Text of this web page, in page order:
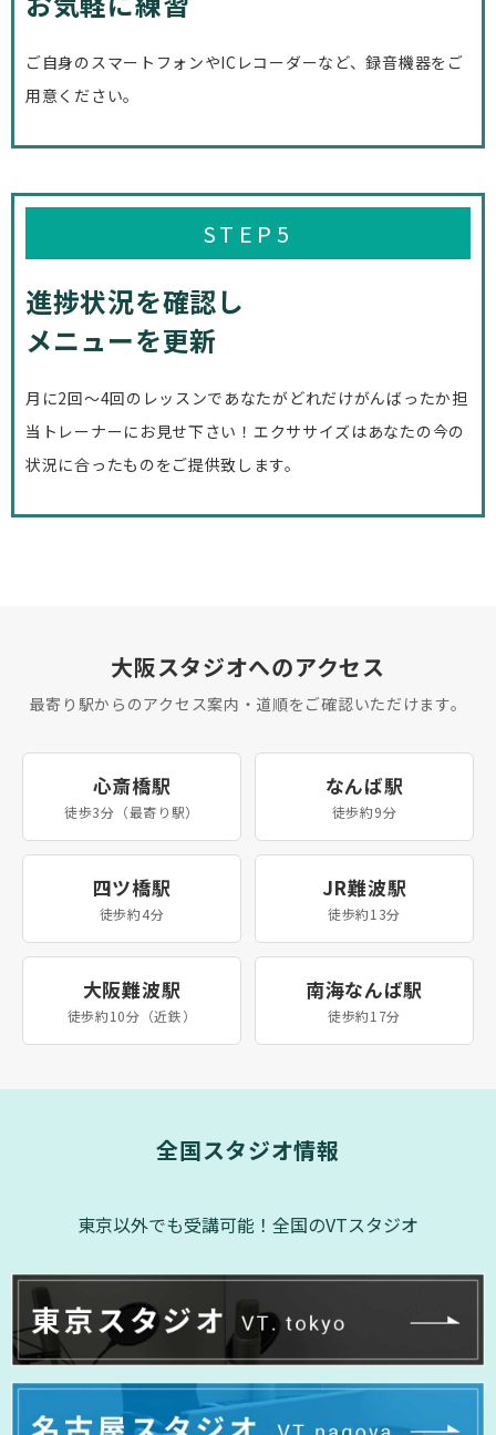
ご自身のスマートフォンやICレコーダーなど、録音機器をご
用意ください。
STEP5
進捗状況を確認し
メニューを更新
月に2回～4回のレッスンであなたがどれだけがんばったか担
当トレーナーに お見せ下さい！ エクササイズはあなたの今の
状況に合ったものをご提供致します。
大阪スタジオへのアクセス
最寄り駅からのアクセス案内・道順をご確認いただけます。
心斎橋駅
徒歩3分（最寄り駅）
なんば駅
徒歩約9分
四ツ橋駅
徒歩約4分
JR難波駅
徒歩約13分
大阪難波駅
徒歩約10分（近鉄）
南海なんば駅
徒歩約17分
全国スタジオ情報
東京以外でも受講可能！全国のVTスタジオ